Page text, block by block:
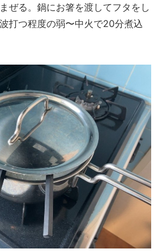
ぜる。鍋にお箸を渡してフタをし
打つ程度の弱〜中火で20分煮込